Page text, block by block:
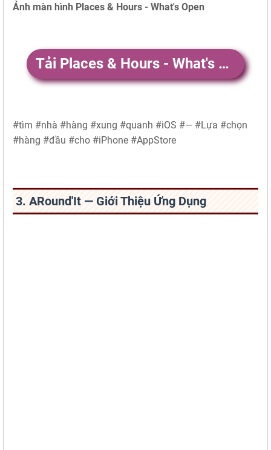
Ảnh màn hình Places & Hours - What's Open
Tải Places & Hours - What's Open
#tìm #nhà #hàng #xung #quanh #iOS #— #Lựa #chọn
#hàng #đầu #cho #iPhone #AppStore
3. ARound'It — Giới Thiệu Ứng Dụng